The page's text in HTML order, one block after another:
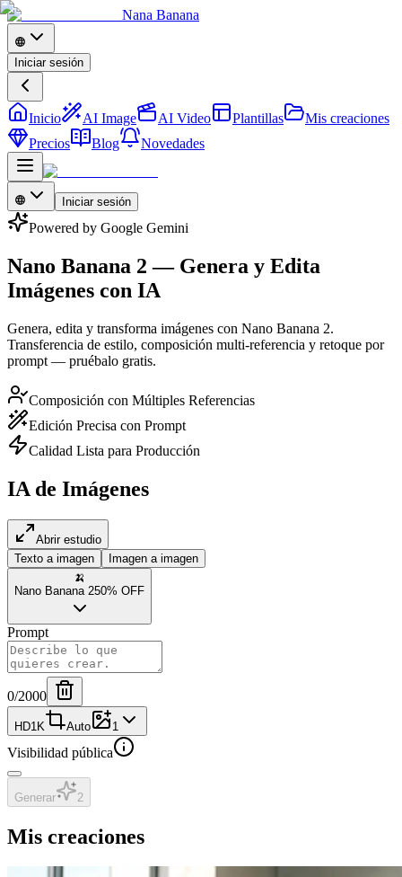
Nana Banana
Iniciar sesión
Inicio AI Image AI Video Plantillas
Mis creaciones
Precios
Blog Novedades
Iniciar sesión
Powered by Google Gemini
Nano Banana 2 — Genera y Edita
Imágenes con IA
Genera, edita y transforma imágenes con Nano Banana 2.
Transferencia de estilo, composición multi-referencia y retoque por
prompt — pruébalo gratis.
Composición con Múltiples Referencias
Edición Precisa con Prompt
Calidad Lista para Producción
IA de Imágenes
Abrir estudio
Texto a imagen
Imagen a imagen
🍌
Nano Banana 250% OFF
Prompt
0/2000
HD1K Auto 1
Visibilidad pública
Generar 2
Mis creaciones